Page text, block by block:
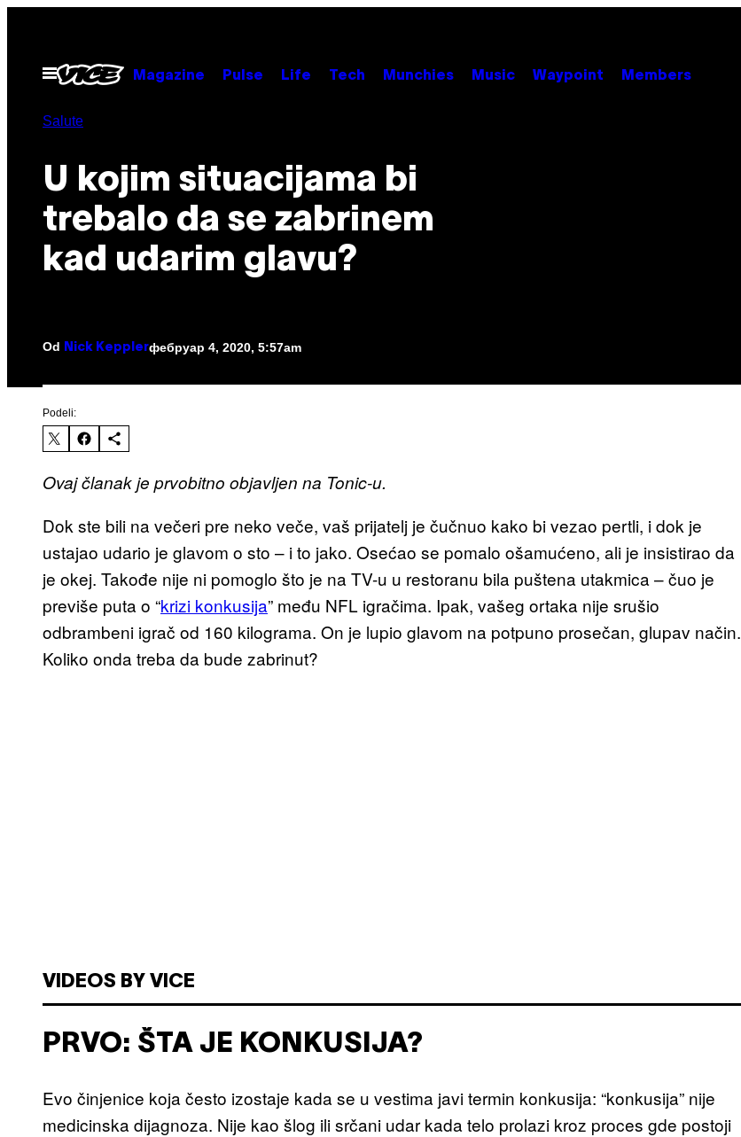
садржај
Otvori
Meni
Magazine Pulse Life Tech Munchies Music Waypoint Members
Salute
U kojim situacijama bi
trebalo da se zabrinem
kad udarim glavu?
Od Nick Kepplerфебруар 4, 2020, 5:57am
Podeli:
Ovaj članak je prvobitno objavljen na Tonic-u.
Dok ste bili na večeri pre neko veče, vaš prijatelj je čučnuo kako bi vezao pertli, i dok je
ustajao udario je glavom o sto – i to jako. Osećao se pomalo ošamućeno, ali je insistirao da
je okej. Takođe nije ni pomoglo što je na TV-u u restoranu bila puštena utakmica – čuo je
previše puta o “krizi konkusija” među NFL igračima. Ipak, vašeg ortaka nije srušio
odbrambeni igrač od 160 kilograma. On je lupio glavom na potpuno prosečan, glupav način.
Koliko onda treba da bude zabrinut?
VIDEOS BY VICE
PRVO: ŠTA JE KONKUSIJA?
Evo činjenice koja često izostaje kada se u vestima javi termin konkusija: “konkusija” nije
medicinska dijagnoza. Nije kao šlog ili srčani udar kada telo prolazi kroz proces gde postoji